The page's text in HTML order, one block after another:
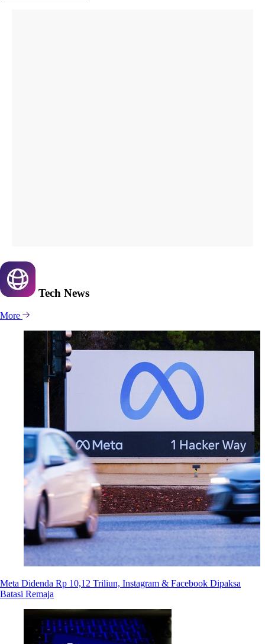
Tech News
More
Meta Didenda Rp 10,12 Triliun, Instagram & Facebook Dipaksa
Batasi Remaja